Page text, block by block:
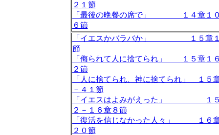
２１節
「最後の晩餐の席で」 １４章１
６節
「イエスかバラバか」 １５章１
節
「侮られて人に捨てられ」 １５章１
２節
「人に捨てられ、神に捨てられ」 １５
－４１節
「イエスはよみがえった」 １５
２－１６章８節
「復活を信じなかった人々」 １６
２０節